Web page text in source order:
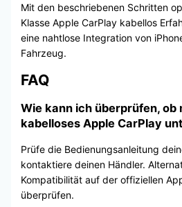
Mit den beschriebenen Schritten
Klasse Apple CarPlay kabellos
eine nahtlose Integration von
Fahrzeug.
FAQ
Wie kann ich überprüfen, ob
kabelloses Apple CarPlay
Prüfe die Bedienungsanleitung
kontaktiere deinen Händler.
Kompatibilität auf der offiziellen
überprüfen.